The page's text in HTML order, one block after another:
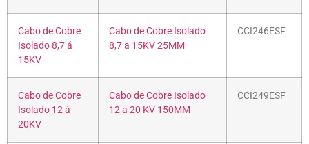
Cabo de Cobre
Isolado 8,7 á
15KV
Cabo de Cobre Isolado
8,7 a 15KV 25MM
CCI246ESF
Cabo de Cobre
Isolado 12 á
20KV
Cabo de Cobre Isolado
12 a 20 KV 150MM
CCI249ESF